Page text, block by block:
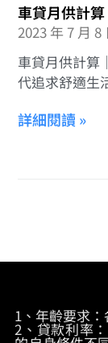
車貸月供計
2023 年 7 月 8
車貸月供計算
代追求舒適生
詳細閱讀 »
1、年齡要求
2、貸款利率